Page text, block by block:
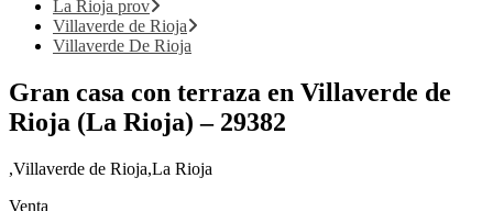
La Rioja prov
Villaverde de Rioja
Villaverde De Rioja
Gran casa con terraza en Villaverde de
Rioja (La Rioja) – 29382
,Villaverde de Rioja,La Rioja
Venta